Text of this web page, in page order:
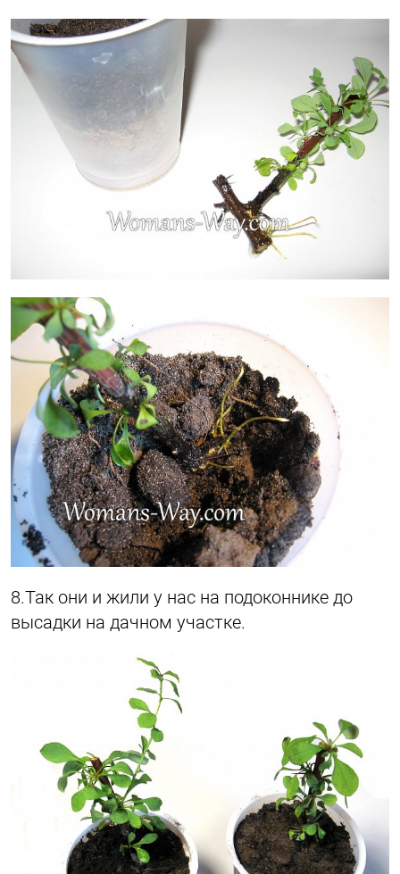
8.Так они и жили у нас на подоконнике до
высадки на дачном участке.